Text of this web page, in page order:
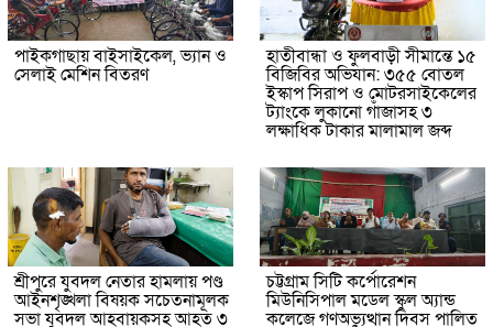
পাইকগাছায় বাইসাইকেল, ভ্যান ও
সেলাই মেশিন বিতরণ
হাতীবান্ধা ও ফুলবাড়ী সীমান্তে ১৫
বিজিবির অভিযান: ৩৫৫ বোতল
ইস্কাপ সিরাপ ও মোটরসাইকেলের
ট্যাংকে লুকানো গাঁজাসহ ৩
লক্ষাধিক টাকার মালামাল জব্দ
শ্রীপুরে যুবদল নেতার হামলায় পণ্ড
আইনশৃঙ্খলা বিষয়ক সচেতনামূলক
সভা যুবদল আহবায়কসহ আহত ৩
চট্টগ্রাম সিটি কর্পোরেশন
মিউনিসিপাল মডেল স্কুল অ্যান্ড
কলেজে গণঅভ্যুত্থান দিবস পালিত